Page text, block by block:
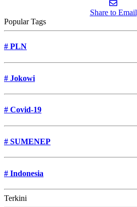
Share to Email
Popular Tags
# PLN
# Jokowi
# Covid-19
# SUMENEP
# Indonesia
Terkini